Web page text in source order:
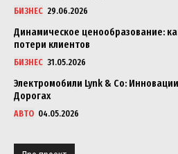
БИЗНЕС 29.06.2026
Динамическое ценообразование:
потери клиентов
БИЗНЕС 31.05.2026
Электромобили Lynk & Co:
Дорогах
АВТО 04.05.2026